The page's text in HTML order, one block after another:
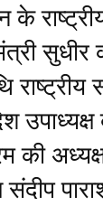
के
की